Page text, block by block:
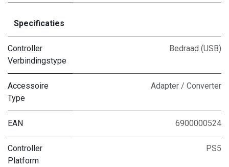
Specificaties
Controller
Verbindingstype
Bedraad (USB)
Accessoire
Type
Adapter / Converter
EAN 6900000524
Controller
Platform
PS5